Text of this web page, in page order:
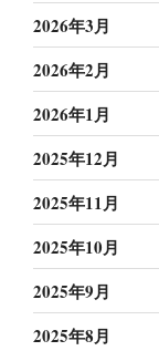
2026年3月
2026年2月
2026年1月
2025年12月
2025年11月
2025年10月
2025年9月
2025年8月